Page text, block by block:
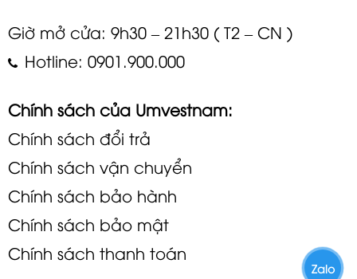
Giờ mở cửa: 9h30 – 21h30 ( T2 – CN )
Hotline: 0901.900.000
Chính sách của Umvestnam:
Chính sách đổi trả
Chính sách vận chuyển
Chính sách bảo hành
Chính sách bảo mật
Chính sách thanh toán
Zalo